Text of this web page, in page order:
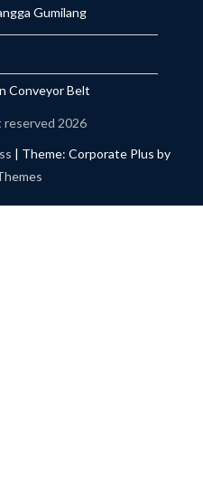
Gumilang
Conveyor Belt
2026
| Theme: Corporate Plus by